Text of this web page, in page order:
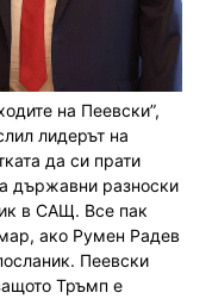
на Пеевски”,
лидерът на
да си прати
държавни разноски
в САЩ. Все пак
ако Румен Радев
Пеевски
Тръмп е